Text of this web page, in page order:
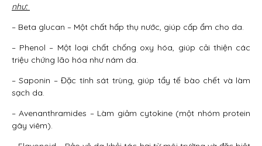
như:
– Beta glucan – Một chất hấp thụ nước, giúp cấp ẩm cho da.
– Phenol – Một loại chất chống oxy hóa, giúp cải thiện các
triệu chứng lão hóa như nám da.
– Saponin – Đặc tính sát trùng, giúp tẩy tế bào chết và làm
sạch da.
– Avenanthramides – Làm giảm cytokine (một nhóm protein
gây viêm).